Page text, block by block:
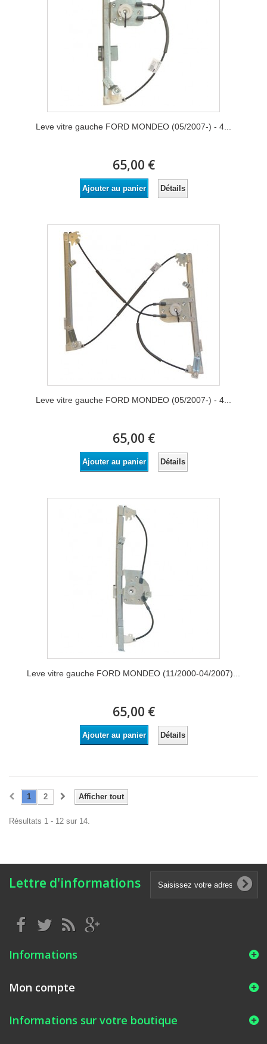
Leve vitre gauche FORD MONDEO (05/2007-) - 4...
65,00 €
Ajouter au panier Détails
Leve vitre gauche FORD MONDEO (05/2007-) - 4...
65,00 €
Ajouter au panier Détails
Leve vitre gauche FORD MONDEO (11/2000-04/2007)...
65,00 €
Ajouter au panier Détails
Afficher tout
1 2
Résultats 1 - 12 sur 14.
Lettre d'informations
Informations
Mon compte
Informations sur votre boutique